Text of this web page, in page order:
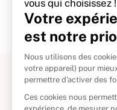
À propos